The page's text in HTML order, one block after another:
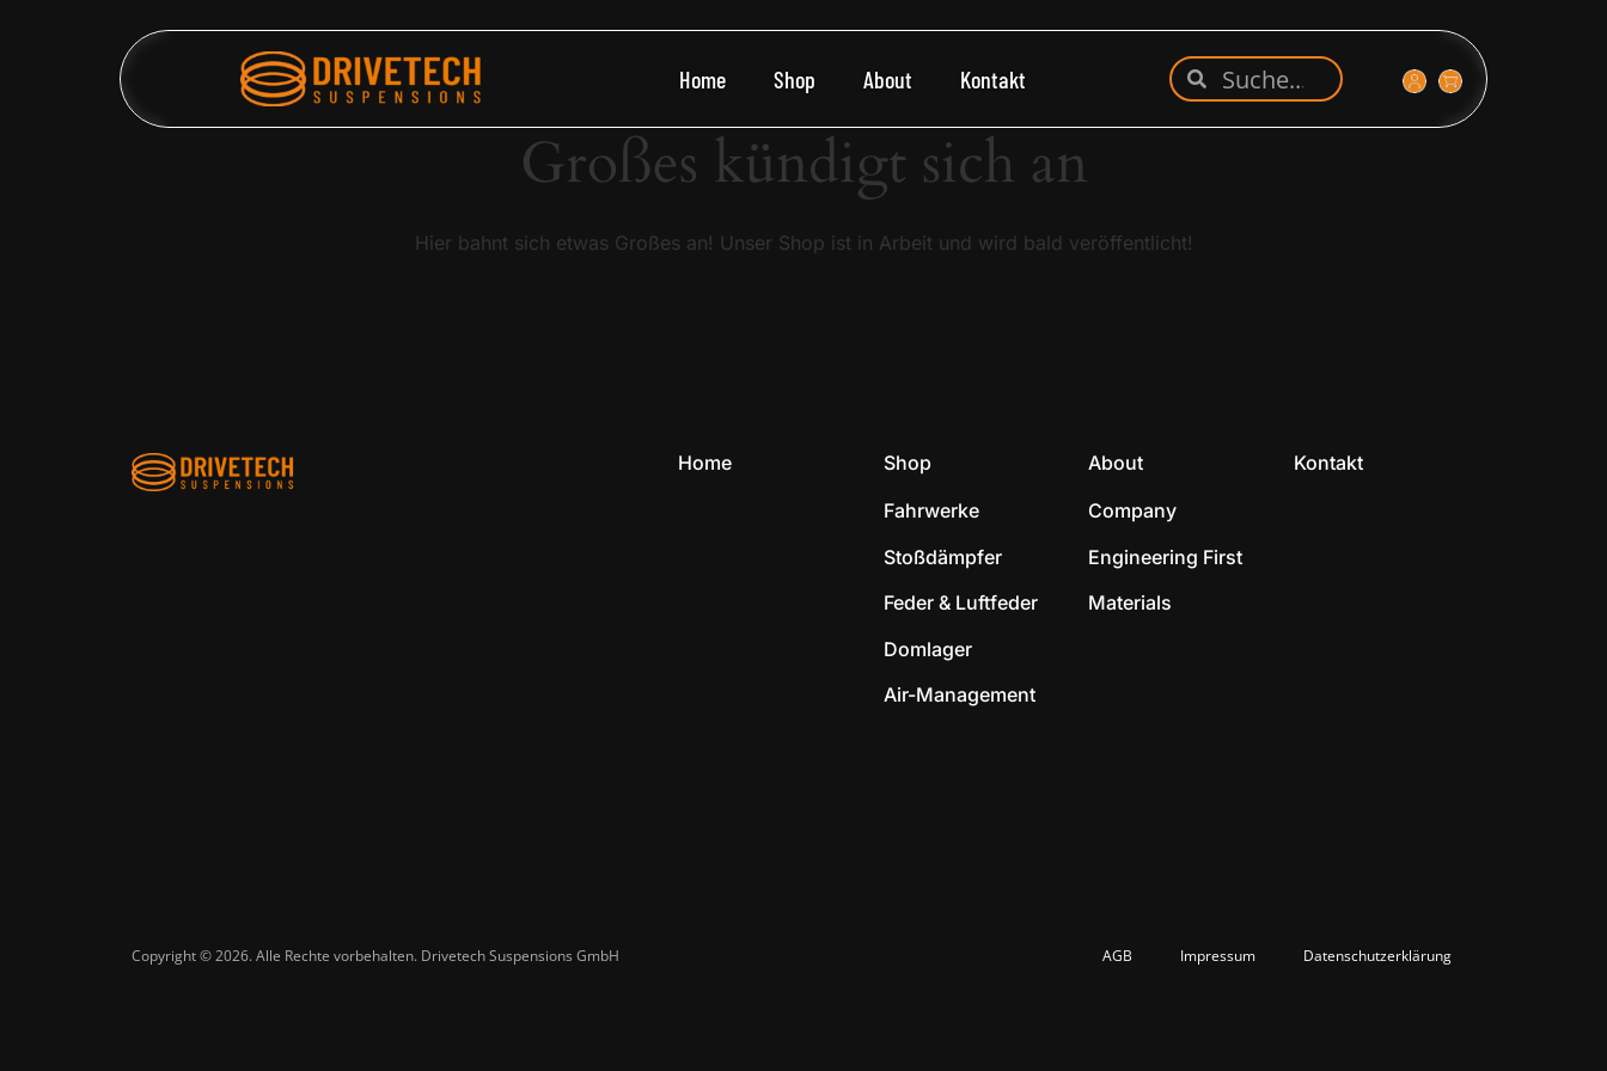
Home Shop About Kontakt
Großes kündigt sich an
Hier bahnt sich etwas Großes an! Unser Shop ist in Arbeit und wird bald veröffentlicht!
Home
Shop
Fahrwerke
Stoßdämpfer
Feder & Luftfeder
Domlager
Air-Management
About
Company
Engineering First
Materials
Kontakt
Copyright © 2026. Alle Rechte vorbehalten. Drivetech Suspensions GmbH​ AGB Impressum Datenschutzerklärung